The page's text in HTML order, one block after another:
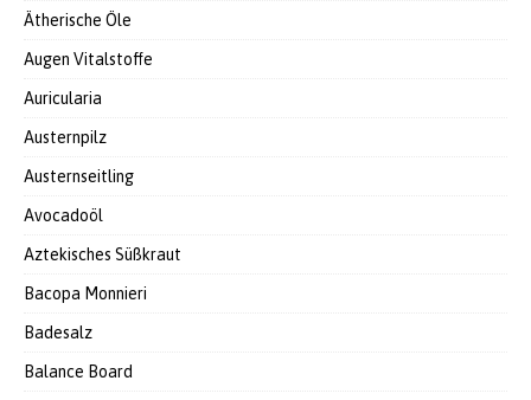
Ätherische Öle
Augen Vitalstoffe
Auricularia
Austernpilz
Austernseitling
Avocadoöl
Aztekisches Süßkraut
Bacopa Monnieri
Badesalz
Balance Board